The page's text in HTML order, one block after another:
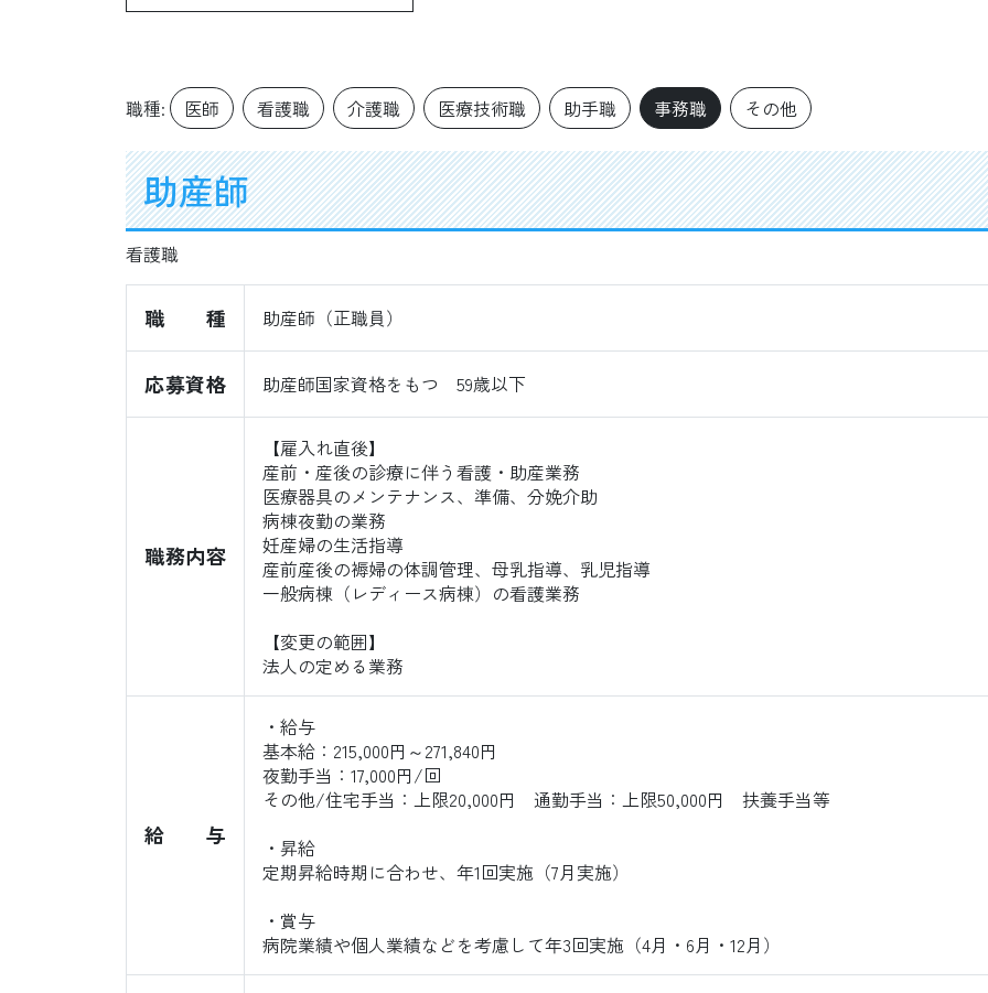
職種: 医師 看護職 介護職 医療技術職 助手職 事務職 その他
助産師
看護職
職種 助産師（正職員）
応募資格 助産師国家資格をもつ 59歳以下
職務内容
【雇入れ直後】
産前・産後の診療に伴う看護・助産業務
医療器具のメンテナンス、準備、分娩介助
病棟夜勤の業務
妊産婦の生活指導
産前産後の褥婦の体調管理、母乳指導、乳児指導
一般病棟（レディース病棟）の看護業務
【変更の範囲】
法人の定める業務
給与
・給与
基本給：215,000円～271,840円
夜勤手当：17,000円/回
その他/住宅手当：上限20,000円 通勤手当：上限50,000円 扶養手当等
・昇給
定期昇給時期に合わせ、年1回実施（7月実施）
・賞与
病院業績や個人業績などを考慮して年3回実施（4月・6月・12月）